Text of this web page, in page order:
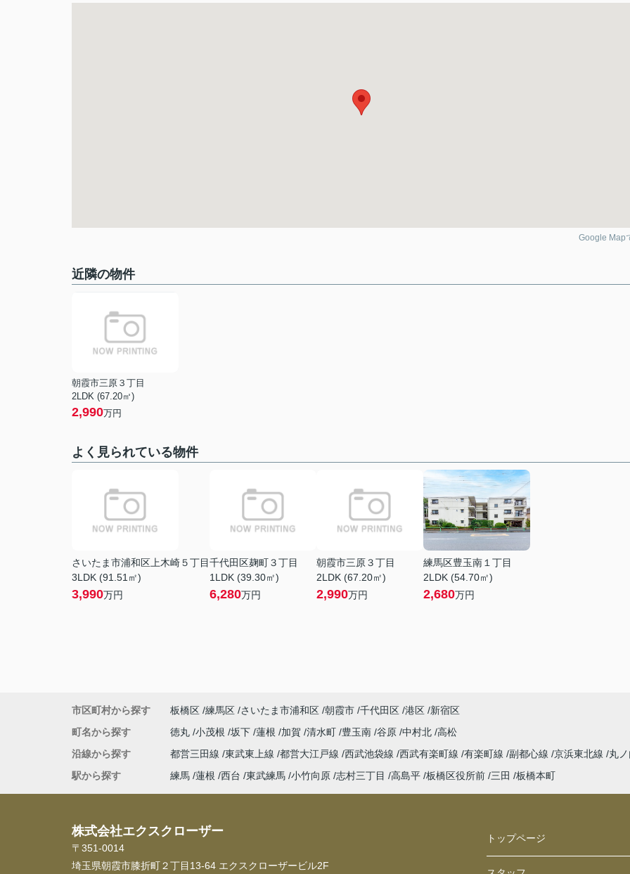
Google Map
近隣の物件
朝霞市三原３丁目
2LDK (67.20㎡)
2,990万円
よく見られている物件
さいたま市浦和区上木崎５丁目
3LDK (91.51㎡)
3,990万円
千代田区麹町３丁目
1LDK (39.30㎡)
6,280万円
朝霞市三原３丁目
2LDK (67.20㎡)
2,990万円
練馬区豊玉南１丁目
2LDK (54.70㎡)
2,680万円
市区町村から探す 板橋区 練馬区 さいたま市浦和区 朝霞市 千代田区 港区 新宿区
町名から探す
徳丸 小茂根 坂下 蓮根 加賀 清水町 豊玉南 谷原 中村北 高松
沿線から探す
都営三田線 東武東上線 都営大江戸線 西武池袋線 西武有楽町線 有楽町線 副都心線 京浜東北線
丸
駅から探す
練馬 蓮根 西台 東武練馬 小竹向原 志村三丁目 高島平 板橋区役所前 三田 板橋本町
株式会社エクスクローザー
〒351-0014
埼玉県朝霞市膝折町２丁目13-64 エクスクローザービル2F
トップページ